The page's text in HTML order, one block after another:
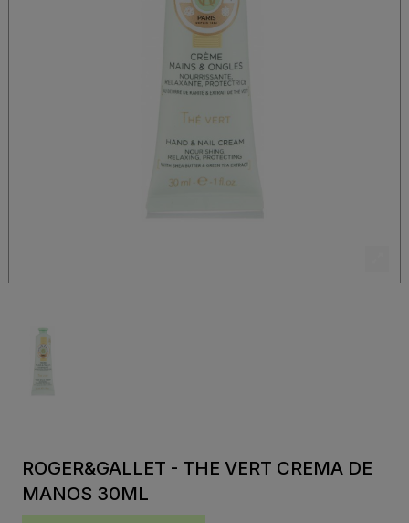
ROGER&GALLET - THE VERT CREMA DE
MANOS 30ML